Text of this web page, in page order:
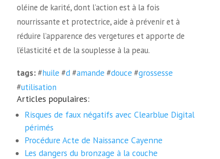
oléine de karité, dont l’action est à la fois
nourrissante et protectrice, aide à prévenir et à
réduire l’apparence des vergetures et apporte de
l’élasticité et de la souplesse à la peau.
tags:#huile #d#amande #douce #grossesse
#utilisation
Articles populaires:
Risques de faux négatifs avec Clearblue Digital
périmés
Procédure Acte de Naissance Cayenne
Les dangers du bronzage à la couche